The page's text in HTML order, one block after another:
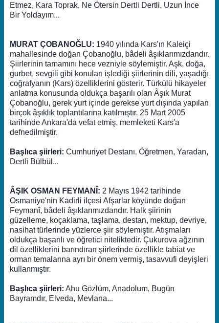
Etmez, Kara Toprak, Ne Ötersin Dertli Dertli, Uzun İnce
Bir Yoldayım...
MURAT ÇOBANOĞLU: 1940 yılında Kars'ın Kaleiçi
mahallesinde doğan Çobanoğlu, bâdeli âşıklarımızdandır.
Şiirlerinin tamamını hece vezniyle söylemiştir. Aşk, doğa,
gurbet, sevgili gibi konuları işlediği şiirlerinin dili, yaşadığı
coğrafyanın (Kars) özelliklerini gösterir. Türkülü hikayeler
anlatma konusunda oldukça başarılı olan Âşık Murat
Çobanoğlu, gerek yurt içinde gerekse yurt dışında yapılan
birçok âşıklık toplantılarına katılmıştır. 25 Mart 2005
tarihinde Ankara'da vefat etmiş, memleketi Kars'a
defnedilmiştir.
Başlıca şiirleri: Cumhuriyet Destanı, Öğretmen, Yaradan,
Dertli Bülbül...
ÂŞIK OSMAN FEYMANÎ: 2 Mayıs 1942 tarihinde
Osmaniye'nin Kadirli ilçesi Afşarlar köyünde doğan
Feymanî, bâdeli âşıklarımızdandır. Halk şiirinin
güzelleme, koçaklama, taşlama, destan, mektup, devriye,
nasihat türlerinde yüzlerce şiir söylemiştir. Atışmaları
oldukça başarılı ve öğretici niteliktedir. Çukurova ağzının
dil özelliklerini barındıran şiirlerinde özellikle tabiat ve
orman temalarına ayrı bir önem vermiş, tasavvufi deyişleri
kullanmıştır.
Başlıca şiirleri: Ahu Gözlüm, Anadolum, Bugün
Bayramdır, Elveda, Mevlana...